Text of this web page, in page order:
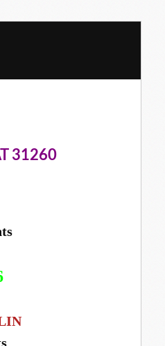
31260